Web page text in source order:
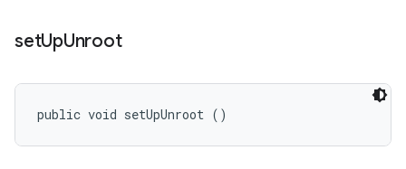
setUpUnroot
public void setUpUnroot ()